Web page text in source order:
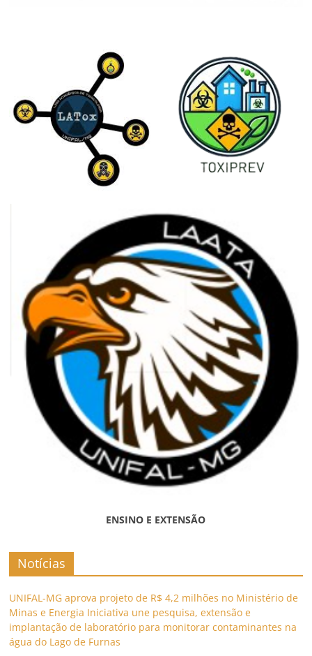
ENSINO E EXTENSÃO
Notícias
UNIFAL-MG aprova projeto de R$ 4,2 milhões no Ministério de
Minas e Energia Iniciativa une pesquisa, extensão e
implantação de laboratório para monitorar contaminantes na
água do Lago de Furnas